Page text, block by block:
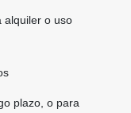
alquiler o uso
plazo, o para